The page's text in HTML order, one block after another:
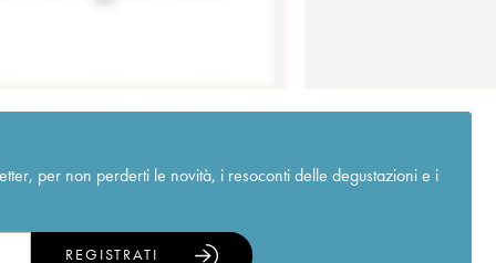
per non perderti le novità, i resoconti delle degustazioni e i
REGISTRATI